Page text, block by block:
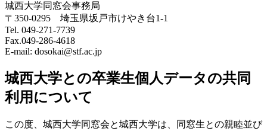
城西大学同窓会事務局
〒350-0295 埼玉県坂戸市けやき台1-1
Tel. 049-271-7739
Fax.049-286-4618
E-mail: dosokai@stf.ac.jp
城西大学との卒業生個人データの共同
利用について
この度、城西大学同窓会と城西大学は、同窓生との親睦並び